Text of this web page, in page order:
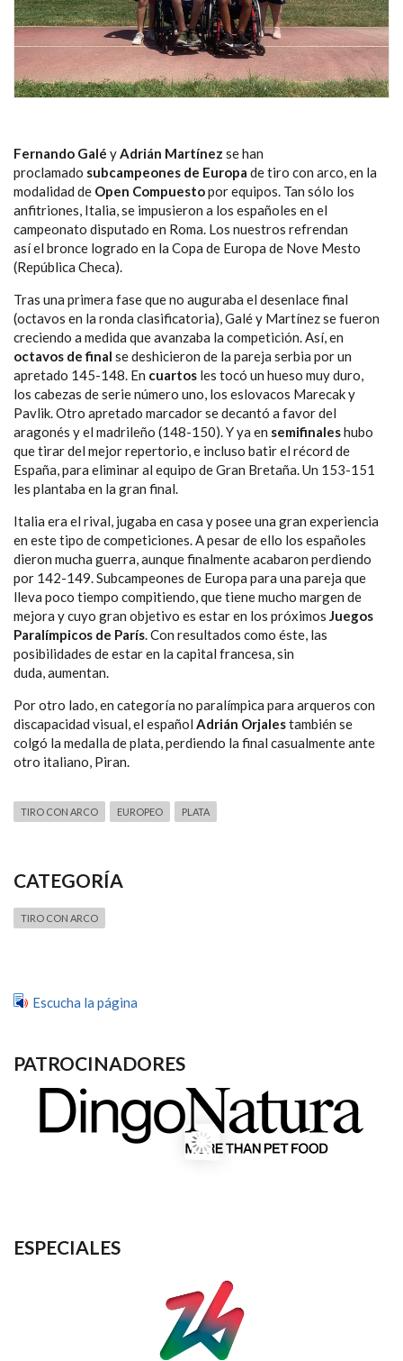
Fernando Galé yAdrián Martínez se han
proclamado subcampeones de Europa de tiro con arco, en la
modalidad de Open Compuestopor equipos. Tan sólo los
anfitriones, Italia, se impusieron a los españoles en el
campeonato disputado en Roma. Los nuestros refrendan
así el bronce logrado en la Copa de Europa de Nove Mesto
(República Checa).
Tras una primera fase que no auguraba el desenlace final
(octavos en la ronda clasificatoria), Galé y Martínez se fueron
creciendo a medida que avanzaba la competición. Así, en
octavos de final se deshicieron de la pareja serbia por un
apretado 145-148. En cuartos les tocó un hueso muy duro,
los cabezas de serie número uno, los eslovacos Marecak y
Pavlik. Otro apretado marcador se decantó a favor del
aragonés y el madrileño (148-150). Y ya en semifinaleshubo
que tirar del mejor repertorio, e incluso batir el récord de
España, para eliminar al equipo de Gran Bretaña. Un 153-151
les plantaba en la gran final.
Italia era el rival, jugaba en casa y posee una gran experiencia
en este tipo de competiciones. A pesar de ello los españoles
dieron mucha guerra, aunque finalmente acabaron perdiendo
por 142-149. Subcampeones de Europa para una pareja que
lleva poco tiempo compitiendo, que tiene mucho margen de
mejora y cuyo gran objetivo es estar en los próximos Juegos
Paralímpicos de París. Con resultados como éste, las
posibilidades de estar en la capital francesa, sin
duda, aumentan.
Por otro lado, en categoría no paralímpica para arqueros con
discapacidad visual, el español Adrián Orjalestambién se
colgó la medalla de plata, perdiendo la final casualmente ante
otro italiano, Piran.
TIRO CON ARCO EUROPEO PLATA
CATEGORÍA
TIRO CON ARCO
Escucha la página
PATROCINADORES
ESPECIALES